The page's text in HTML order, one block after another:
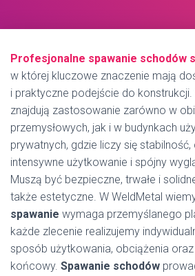
Profesjonalne spawanie schodów
w której kluczowe znaczenie mają
i praktyczne podejście do
znajdują zastosowanie zarówno w
przemysłowych, jak i w budynkach
prywatnych, gdzie liczy się
intensywne użytkowanie i spójny
Muszą być bezpieczne, trwałe i
także estetyczne. W WeldMetal
spawanie wymaga przemyślanego
każde zlecenie realizujemy
sposób użytkowania, obciążenia
końcowy. Spawanie schodów